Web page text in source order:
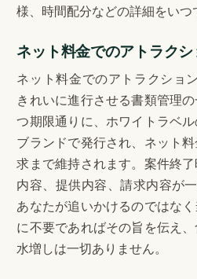
様、時間配分などの詳細をいつ
ネット料金でのアトラクシ
ネット料金でのアトラクショ
きれいに進行させる書類管理
つ期限通りに、ホワイトラベ
ブランドで発行され、ネット
求まで維持されます。案件終
内容、提供内容、請求内容が
あなたが追いかけるのではな
に不要であればその旨を伝え、
水増しは一切ありません。